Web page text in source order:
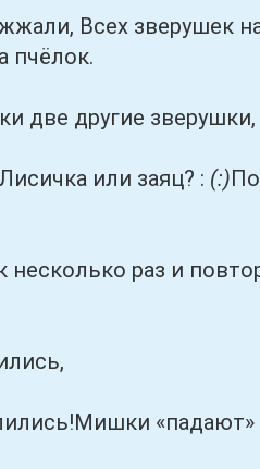
Всех зверушек
пчёлок.
другие зверушки,
или заяц? : (:)
раз и
«падают»